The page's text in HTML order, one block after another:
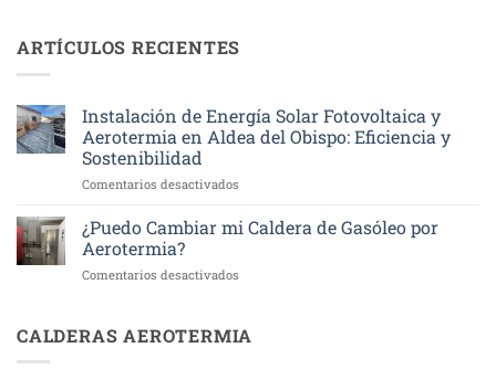
ARTÍCULOS RECIENTES
Instalación de Energía Solar Fotovoltaica y
Aerotermia en Aldea del Obispo: Eficiencia y
Sostenibilidad
Comentarios desactivados
de
Energía
en
¿Puedo Cambiar mi Caldera de Gasóleo por
Aerotermia?
Comentarios desactivados
mi
Caldera
CALDERAS AEROTERMIA